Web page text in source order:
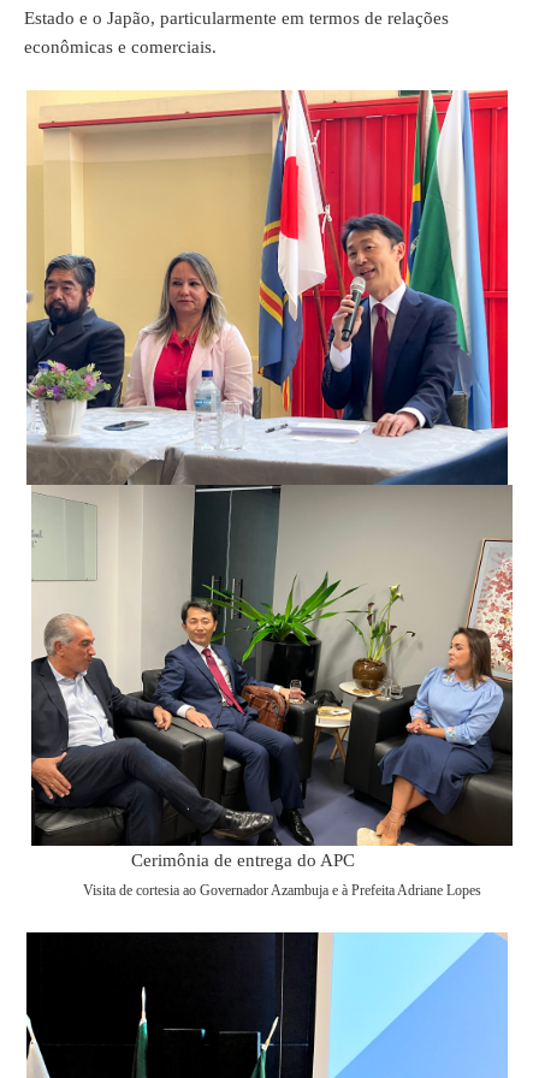
Estado e o Japão, particularmente em termos de relações
econômicas e comerciais.
Cerimônia de entrega do APC
Visita de cortesia ao Governador Azambuja e à Prefeita Adriane Lopes